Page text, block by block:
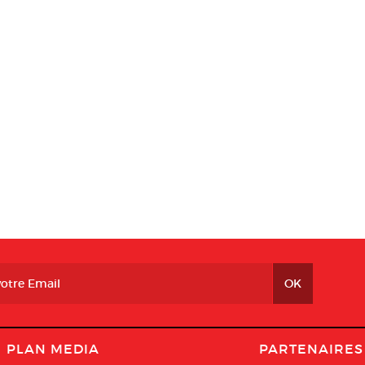
PLAN MEDIA PARTENAIRES